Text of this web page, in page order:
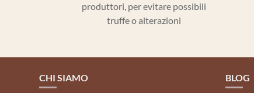
produttori, per evitare possibili
truffe o alterazioni
CHI SIAMO BLOG